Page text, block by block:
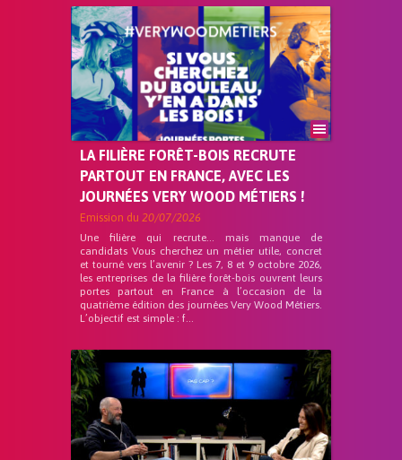
LA FILIÈRE FORÊT-BOIS RECRUTE
PARTOUT EN FRANCE, AVEC LES
JOURNÉES VERY WOOD MÉTIERS !
Emission du 20/07/2026
Une filière qui recrute… mais manque de
candidats Vous cherchez un métier utile, concret
et tourné vers l’avenir ? Les 7, 8 et 9 octobre 2026,
les entreprises de la filière forêt-bois ouvrent leurs
portes partout en France à l’occasion de la
quatrième édition des journées Very Wood Métiers.
L’objectif est simple : f...